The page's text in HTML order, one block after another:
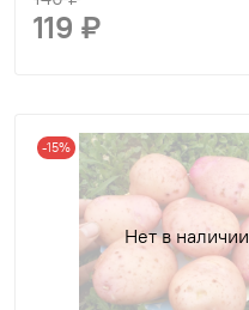
119 ₽
Нет в наличии
-15%